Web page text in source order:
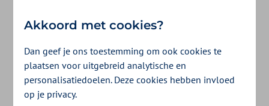
logo digid
Inloggen met DigiD machtiging
Akkoord met cookies?
Dan geef je ons toestemming om ook cookies te
plaatsen voor uitgebreid analytische en
personalisatiedoelen. Deze cookies hebben invloed
op je privacy.